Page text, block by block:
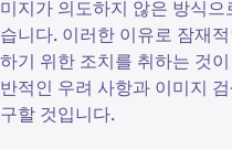
미지가 의도하지 않은 방식
습니다. 이러한 이유로 잠재
하기 위한 조치를 취하는 것
반적인 우려 사항과 이미지
구할 것입니다.